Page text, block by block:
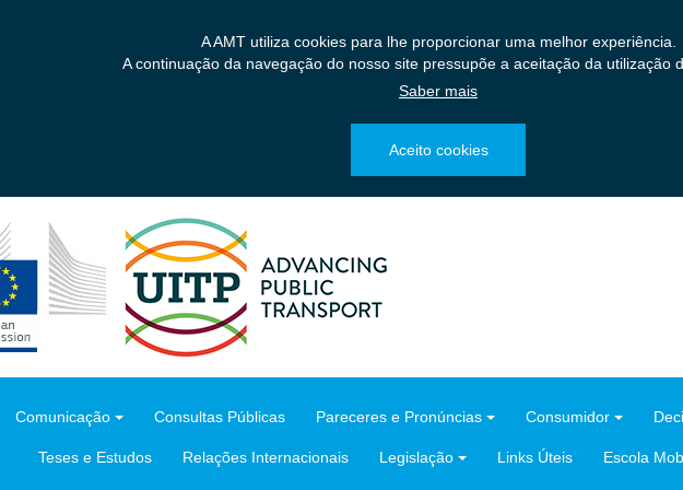
A AMT utiliza cookies para lhe proporcionar uma melhor experiência.
A continuação da navegação do nosso site pressupõe a aceitação da utilização
Saber mais
Aceito cookies
Comunicação Consultas Públicas Pareceres e Pronúncias Consumidor
Teses e Estudos Relações Internacionais Legislação Links Úteis Escola